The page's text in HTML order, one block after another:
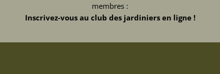
membres :
Inscrivez-vous au club des jardiniers en ligne !